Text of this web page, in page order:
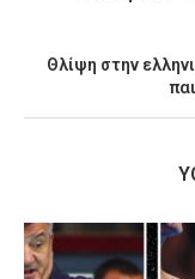
Θλίψη στην